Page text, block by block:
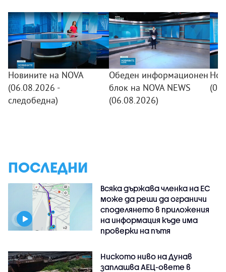
Новините на NOVA
(06.08.2026 -
следобедна)
Обеден информационен
блок на NOVA NEWS
(06.08.2026)
ПОСЛЕДНИ
Всяка държава членка на ЕС
може да реши да ограничи
споделянето в приложения
на информация къде има
проверки на пътя
Ниското ниво на Дунав
заплашва АЕЦ-овете в